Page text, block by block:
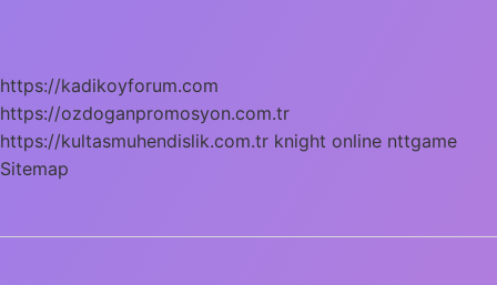
https://kadikoyforum.com
https://ozdoganpromosyon.com.tr
https://kultasmuhendislik.com.tr knight online nttgame
Sitemap